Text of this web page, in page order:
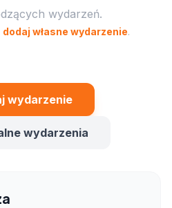
wydarzeń.
dodaj własne wydarzenie.
wydarzenie
wydarzenia